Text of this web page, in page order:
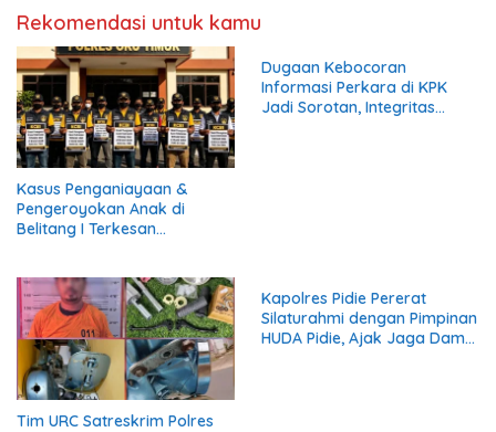
Rekomendasi untuk kamu
Kasus Penganiayaan &
Pengeroyokan Anak di
Belitang I Terkesan
Tetap Dijalankan!
Dugaan Kebocoran
Informasi Perkara di KPK
Jadi Sorotan, Integritas
Tim URC Satreskrim Polres
Kapolres Pidie Pererat
Silaturahmi dengan Pimpinan
HUDA Pidie, Ajak Jaga Damai